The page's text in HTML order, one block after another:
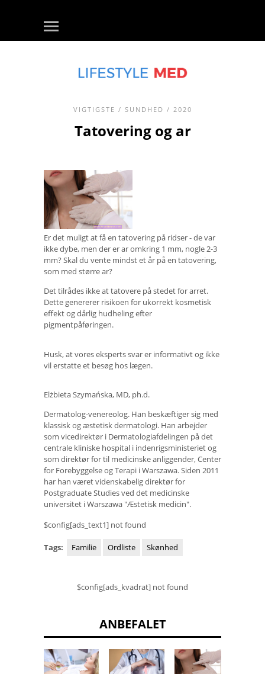
VIGTIGSTE / SUNDHED / 2020
Tatovering og ar
Er det muligt at få en tatovering på ridser - de var
ikke dybe, men der er ar omkring 1 mm, nogle 2-3
mm? Skal du vente mindst et år på en tatovering,
som med større ar?
Det tilrådes ikke at tatovere på stedet for arret.
Dette genererer risikoen for ukorrekt kosmetisk
effekt og dårlig hudheling efter
pigmentpåføringen.
Husk, at vores eksperts svar er informativt og ikke
vil erstatte et besøg hos lægen.
Elżbieta Szymańska, MD, ph.d.
Dermatolog-venereolog. Han beskæftiger sig med
klassisk og æstetisk dermatologi. Han arbejder
som vicedirektør i Dermatologiafdelingen på det
centrale kliniske hospital i indenrigsministeriet og
som direktør for til medicinske anliggender, Center
for Forebyggelse og Terapi i Warszawa. Siden 2011
har han været videnskabelig direktør for
Postgraduate Studies ved det medicinske
universitet i Warszawa "Æstetisk medicin".
$config[ads_text1] not found
Tags: Familie Ordliste Skønhed
$config[ads_kvadrat] not found
ANBEFALET